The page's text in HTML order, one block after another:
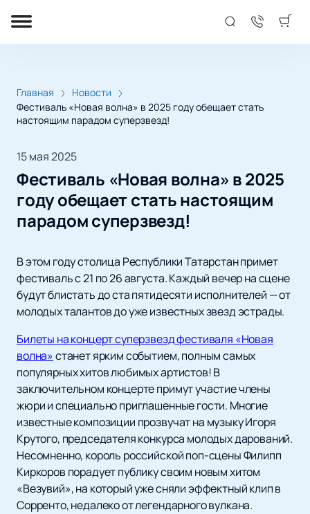
Главная
Новости
Фестиваль «Новая волна» в 2025 году обещает стать
настоящим парадом суперзвезд!
15 мая 2025
Фестиваль «Новая волна» в 2025
году обещает стать настоящим
парадом суперзвезд!
В этом году столица Республики Татарстан примет
фестиваль с 21 по 26 августа. Каждый вечер на сцене
будут блистать до ста пятидесяти исполнителей — от
молодых талантов до уже известных звезд эстрады.
Билеты на концерт суперзвезд фестиваля «Новая
волна»станет ярким событием, полным самых
популярных хитов любимых артистов! В
заключительном концерте примут участие члены
жюри и специально приглашенные гости. Многие
известные композиции прозвучат на музыку Игоря
Крутого, председателя конкурса молодых дарований.
Несомненно, король российской поп-сцены Филипп
Киркоров порадует публику своим новым хитом
«Везувий», на который уже сняли эффектный клип в
Сорренто, недалеко от легендарного вулкана.